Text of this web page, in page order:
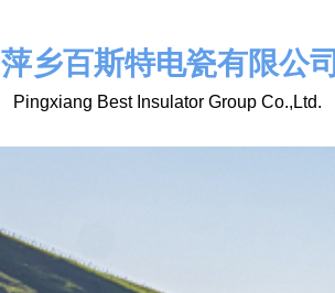
萍乡百斯特电瓷有限公司
Pingxiang Best Insulator Group Co.,Ltd.